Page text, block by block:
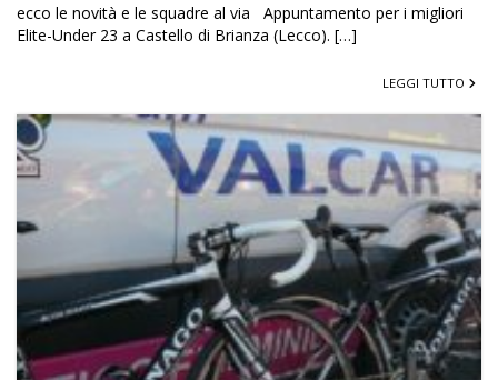
ecco le novità e le squadre al via Appuntamento per i migliori
Elite-Under 23 a Castello di Brianza (Lecco). […]
LEGGI TUTTO